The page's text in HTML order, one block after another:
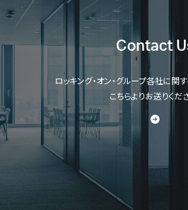
Contact
ロッキング・オン・グループ各社に関
こちらよりお送りくだ